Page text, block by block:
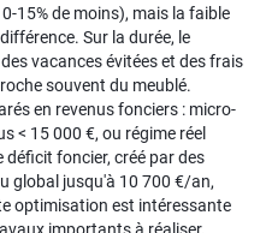
15% de moins), mais la faible
Sur la durée, le
vacances évitées et des frais
souvent du meublé.
en revenus fonciers : micro-
< 15 000 €, ou régime réel
déficit foncier, créé par des
global jusqu'à 10 700 €/an,
optimisation est intéressante
importants à réaliser.